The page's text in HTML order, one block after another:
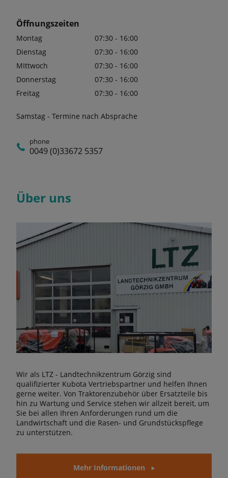
Öffnungszeiten
Montag
07:30 - 16:00
Dienstag
07:30 - 16:00
MIttwoch
07:30 - 16:00
Donnerstag
07:30 - 16:00
Freitag
07:30 - 16:00
Samstag - Termine nach Absprache
phone
0049 (0)33672 5357
Über uns
Wir als LTZ - Landtechnikzentrum Görzig sind
qualifizierter Kubota Vertriebspartner und helfen Ihnen
gerne weiter. Von Traktorenzubehör über Ersatzteile bis
hin zu Wartung und Service stehen wir allzeit bereit, um
Sie bei allen Ihren Anforderungen rund um die
Landwirtschaft und die Rasen- und Grundstückspflege
zu unterstützen.
Mehr Informationen